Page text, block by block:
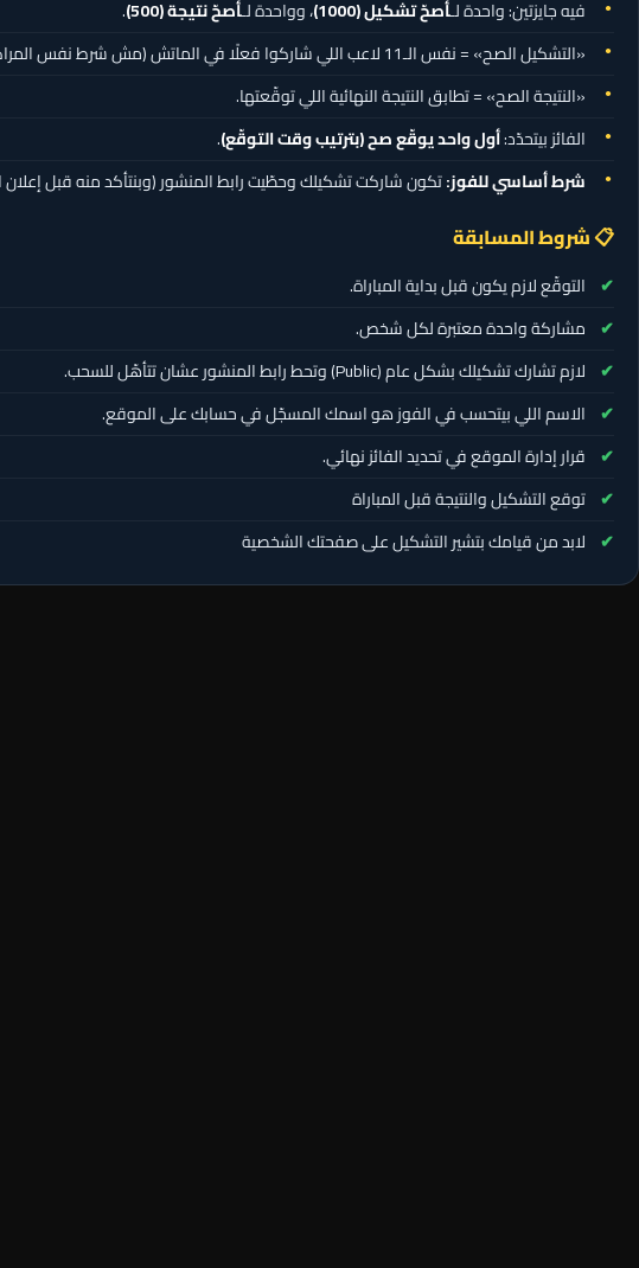
فيه جايزتين: واحدة لـأصحّ تشكيل(1000) ، وواحدة لـأصحّ نتيجة(500)
.
«التشكيل الصح» = نفس الـ11 لاعب اللي شاركوا فعلًا في الماتش (مش شرط نفس المراكز).
«النتيجة الصح» = تطابق النتيجة النهائية اللي توقّعتها.
الفائز بيتحدّد:أول واحد يوقّع صح (بترتيب وقت التوقّع).
شرط أساسي للفوز:تكون شاركت تشكيلك وحطّيت رابط المنشور (وبنتأكد منه قبل إعلان
📋 شروط المسابقة
التوقّع لازم يكون قبل بداية المباراة.
مشاركة واحدة معتبرة لكل شخص.
لازم تشارك تشكيلك بشكل عام (Public) وتحط رابط المنشور عشان تتأهّل للسحب.
الاسم اللي بيتحسب في الفوز هو اسمك المسجّل في حسابك على الموقع.
قرار إدارة الموقع في تحديد الفائز نهائي.
توقع التشكيل والنتيجة قبل المباراة
لابد من قيامك بتشير التشكيل على صفحتك الشخصية